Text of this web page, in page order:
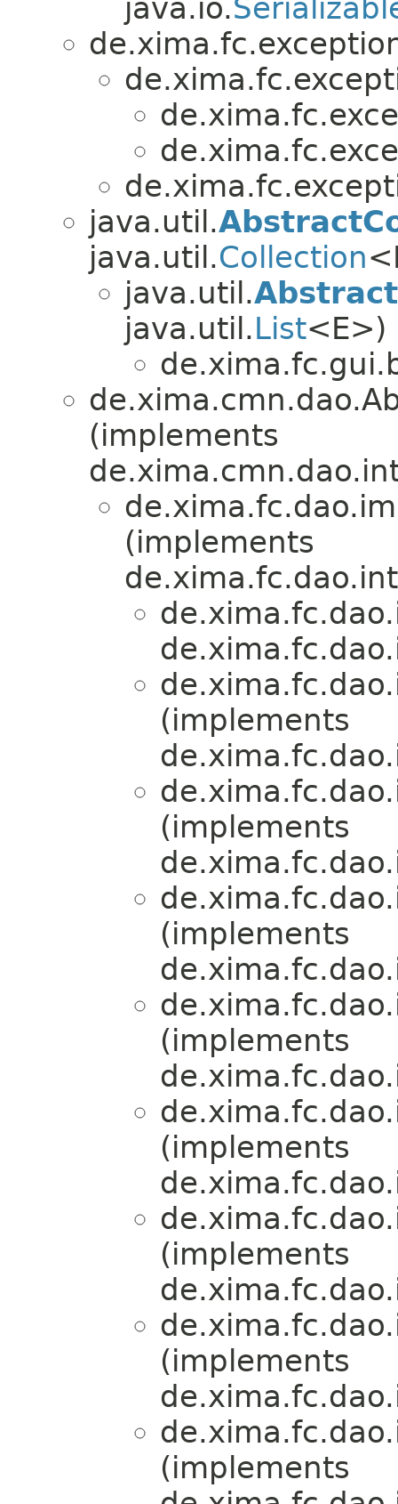
java.io.
java.util.
java.util.Collection
java.util.
java.util.List<E>)
(implements
(implements
(implements
(implements
(implements
(implements
(implements
(implements
(implements
(implements